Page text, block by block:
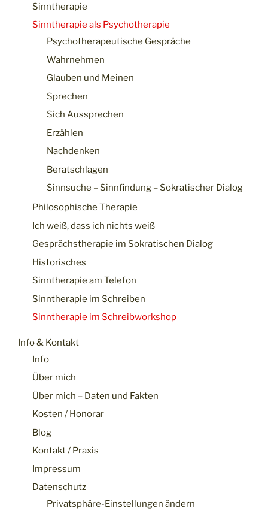
Sinntherapie
Sinntherapie als Psychotherapie
Psychotherapeutische Gespräche
Wahrnehmen
Glauben und Meinen
Sprechen
Sich Aussprechen
Erzählen
Nachdenken
Beratschlagen
Sinnsuche – Sinnfindung – Sokratischer Dialog
Philosophische Therapie
Ich weiß, dass ich nichts weiß
Gesprächstherapie im Sokratischen Dialog
Historisches
Sinntherapie am Telefon
Sinntherapie im Schreiben
Sinntherapie im Schreibworkshop
Info & Kontakt
Info
Über mich
Über mich – Daten und Fakten
Kosten / Honorar
Blog
Kontakt / Praxis
Impressum
Datenschutz
Privatsphäre-Einstellungen ändern